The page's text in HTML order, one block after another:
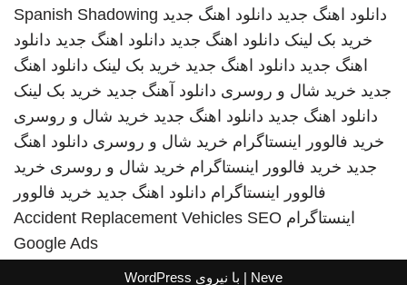
دانلود اهنگ جدید دانلود اهنگ جدید Spanish Shadowing
خرید بک لینک دانلود اهنگ جدید دانلود اهنگ جدید دانلود
اهنگ جدید دانلود اهنگ جدید خرید بک لینک دانلود اهنگ
جدید خرید شال و روسری دانلود آهنگ جدید خرید بک لینک
دانلود اهنگ جدید دانلود اهنگ جدید خرید شال و روسری
خرید فالوور اینستاگرام خرید شال و روسری دانلود اهنگ
جدید خرید فالوور اینستاگرام خرید شال و روسری خرید
فالوور اینستاگرام دانلود اهنگ جدید خرید فالوور
اینستاگرام
Accident Replacement Vehicles SEO
Google Ads
Neve | با نیروی WordPress